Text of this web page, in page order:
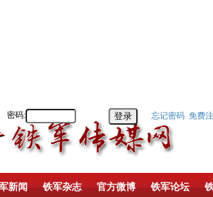
密码: 忘记密码 免费
新闻 铁军杂志 官方微博 铁军论坛